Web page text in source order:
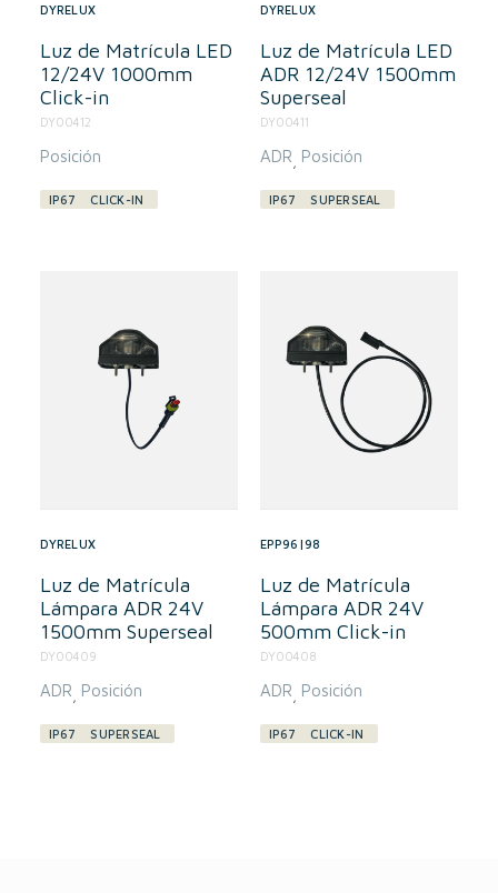
DYRELUX
Luz de Matrícula LED
12/24V 1000mm
Click-in
DY00412
Posición
IP67 CLICK-IN
DYRELUX
Luz de Matrícula LED
ADR 12/24V 1500mm
Superseal
DY00411
ADR Posición
IP67 SUPERSEAL
DYRELUX
Luz de Matrícula
Lámpara ADR 24V
1500mm Superseal
DY00409
ADR Posición
IP67 SUPERSEAL
EPP96|98
Luz de Matrícula
Lámpara ADR 24V
500mm Click-in
DY00408
ADR Posición
IP67 CLICK-IN